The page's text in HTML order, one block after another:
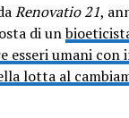
Renovatio 21,
di un
esseri umani
lotta al